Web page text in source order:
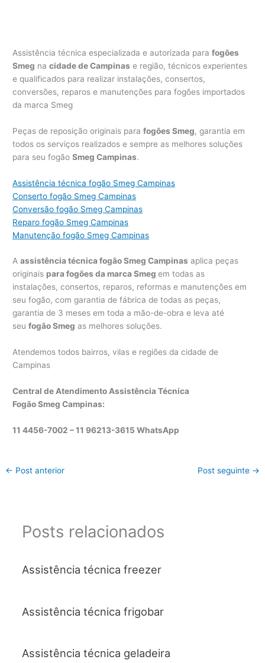
Assistência técnica especializada e autorizada parafogões
Smeg nacidade de Campinas e região, técnicos experientes
e qualificados para realizar instalações, consertos,
conversões, reparos e manutenções para fogões importados
da marca Smeg
Peças de reposição originais parafogões Smeg, garantia em
todos os serviços realizados e sempre as melhores soluções
para seu fogãoSmeg Campinas.
Assistência técnica fogão Smeg Campinas
Conserto fogão Smeg Campinas
Conversão fogão Smeg Campinas
Reparo fogão Smeg Campinas
Manutenção fogão Smeg Campinas
Aassistência técnica fogão Smeg Campinas aplica peças
originais para fogões da marca Smegem todas as
instalações, consertos, reparos, reformas e manutenções em
seu fogão, com garantia de fábrica de todas as peças,
garantia de 3 meses em toda a mão-de-obra e leva até
seufogão Smeg as melhores soluções.
Atendemos todos bairros, vilas e regiões da cidade de
Campinas
Central de Atendimento Assistência Técnica
Fogão Smeg Campinas:
11 4456-7002 – 11 96213-3615 WhatsApp
← Post anterior Post seguinte →
Posts relacionados
Assistência técnica freezer
Assistência técnica frigobar
Assistência técnica geladeira